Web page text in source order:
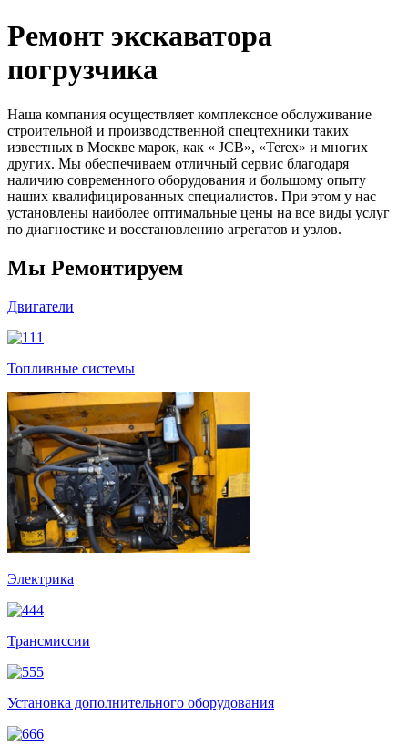
Ремонт экскаватора
погрузчика
Наша компания осуществляет комплексное обслуживание
строительной и производственной спецтехники таких
известных в Москве марок, как « JCB», «Terex» и многих
других. Мы обеспечиваем отличный сервис благодаря
наличию современного оборудования и большому опыту
наших квалифицированных специалистов. При этом у нас
установлены наиболее оптимальные цены на все виды услуг
по диагностике и восстановлению агрегатов и узлов.
Мы Ремонтируем
Двигатели
Топливные системы
Электрика
Трансмиссии
Установка дополнительного оборудования